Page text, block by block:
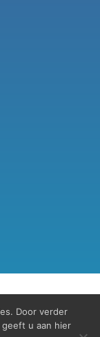
2022
Door verder
u aan hier